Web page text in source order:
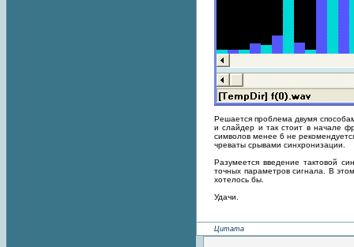
Решается проблема двумя
и слайдер и так стоит в начале
символов менее 6 не
чреваты срывами синхронизации.
Разумеется введение тактовой
точных параметров сигнала. В
хотелось бы.
Удачи.
Цитата